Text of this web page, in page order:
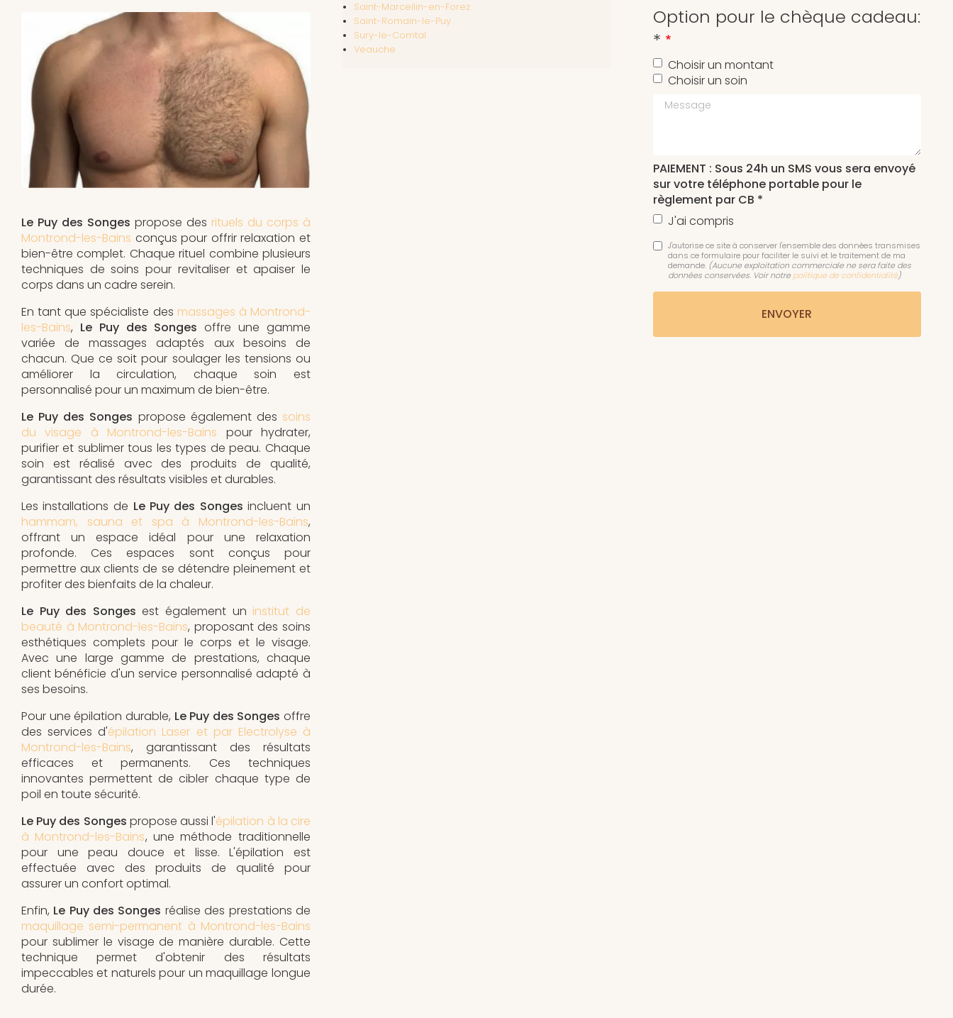
Le Puy des Songes propose des rituels du corps à
Montrond-les-Bains conçus pour offrir relaxation et
bien-être complet. Chaque rituel combine plusieurs
techniques de soins pour revitaliser et apaiser le
corps dans un cadre serein.
En tant que spécialiste des massages à Montrond-
les-Bains, Le Puy des Songes offre une gamme
variée de massages adaptés aux besoins de
chacun. Que ce soit pour soulager les tensions ou
améliorer la circulation, chaque soin est
personnalisé pour un maximum de bien-être.
Le Puy des Songes propose également des soins
du visage à Montrond-les-Bains pour hydrater,
purifier et sublimer tous les types de peau. Chaque
soin est réalisé avec des produits de qualité,
garantissant des résultats visibles et durables.
Les installations de Le Puy des Songes incluent un
hammam, sauna et spa à Montrond-les-Bains,
offrant un espace idéal pour une relaxation
profonde. Ces espaces sont conçus pour
permettre aux clients de se détendre pleinement et
profiter des bienfaits de la chaleur.
Le Puy des Songes est également un institut de
beauté à Montrond-les-Bains, proposant des soins
esthétiques complets pour le corps et le visage.
Avec une large gamme de prestations, chaque
client bénéficie d'un service personnalisé adapté à
ses besoins.
Pour une épilation durable, Le Puy des Songes offre
des services d'épilation Laser et par Electrolyse à
Montrond-les-Bains, garantissant des résultats
efficaces et permanents. Ces techniques
innovantes permettent de cibler chaque type de
poil en toute sécurité.
Le Puy des Songes propose aussi l'épilation à la cire
à Montrond-les-Bains, une méthode traditionnelle
pour une peau douce et lisse. L'épilation est
effectuée avec des produits de qualité pour
assurer un confort optimal.
Enfin, Le Puy des Songes réalise des prestations de
maquillage semi-permanent à Montrond-les-Bains
pour sublimer le visage de manière durable. Cette
technique permet d'obtenir des résultats
impeccables et naturels pour un maquillage longue
durée.
Saint-Marcellin-en-Forez
Saint-Romain-le-Puy
Sury-le-Comtal
Veauche
Option pour le chèque cadeau:
*
Choisir un montant
Choisir un soin
Message
PAIEMENT : Sous 24h un SMS vous sera envoyé
sur votre téléphone portable pour le
règlement par CB *
J'ai compris
J'autorise ce site à conserver l'ensemble des données transmises
dans ce formulaire pour faciliter le suivi et le traitement de ma
demande. (Aucune exploitation commerciale ne sera faite des
données conservées. Voir notre politique de confidentialité)